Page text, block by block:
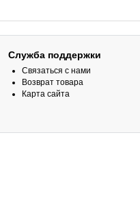
Служба поддержки
Связаться с нами
Возврат товара
Карта сайта